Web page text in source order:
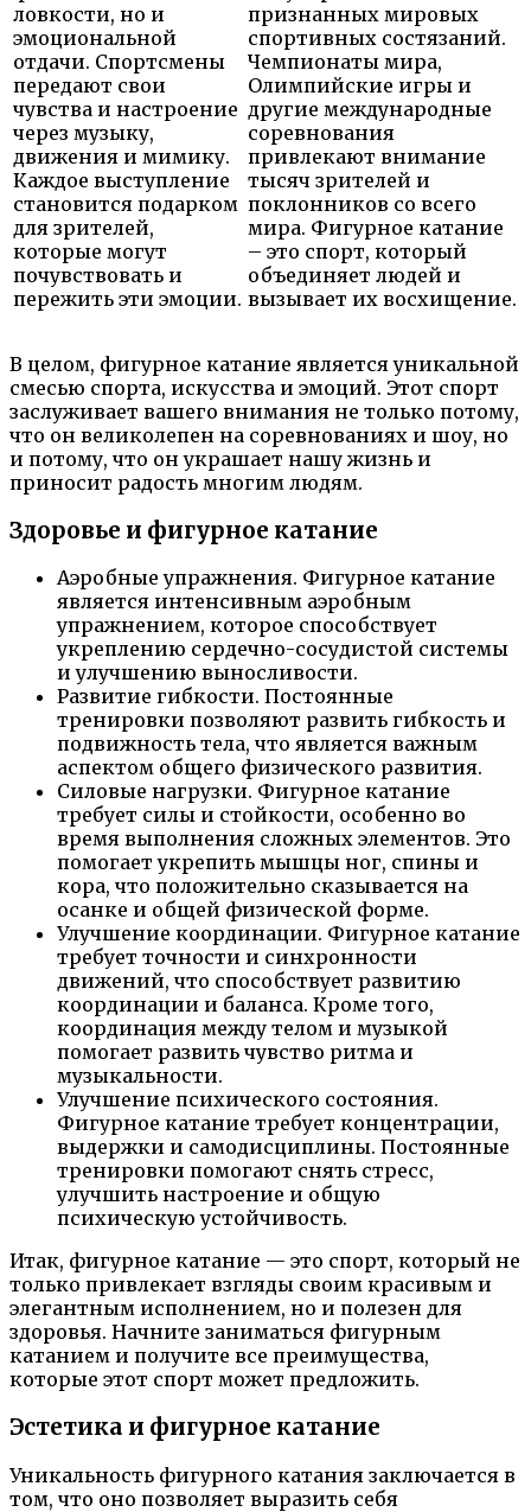
ловкости, но и
эмоциональной
отдачи. Спортсмены
передают свои
чувства и настроение
через музыку,
движения и мимику.
Каждое выступление
становится подарком
для зрителей,
которые могут
почувствовать и
пережить эти эмоции.
признанных мировых
спортивных состязаний.
Чемпионаты мира,
Олимпийские игры и
другие международные
соревнования
привлекают внимание
тысяч зрителей и
поклонников со всего
мира. Фигурное катание
– это спорт, который
объединяет людей и
вызывает их восхищение.
В целом, фигурное катание является уникальной
смесью спорта, искусства и эмоций. Этот спорт
заслуживает вашего внимания не только потому,
что он великолепен на соревнованиях и шоу, но
и потому, что он украшает нашу жизнь и
приносит радость многим людям.
Здоровье и фигурное катание
Аэробные упражнения. Фигурное катание
является интенсивным аэробным
упражнением, которое способствует
укреплению сердечно-сосудистой системы
и улучшению выносливости.
Развитие гибкости. Постоянные
тренировки позволяют развить гибкость и
подвижность тела, что является важным
аспектом общего физического развития.
Силовые нагрузки. Фигурное катание
требует силы и стойкости, особенно во
время выполнения сложных элементов. Это
помогает укрепить мышцы ног, спины и
кора, что положительно сказывается на
осанке и общей физической форме.
Улучшение координации. Фигурное катание
требует точности и синхронности
движений, что способствует развитию
координации и баланса. Кроме того,
координация между телом и музыкой
помогает развить чувство ритма и
музыкальности.
Улучшение психического состояния.
Фигурное катание требует концентрации,
выдержки и самодисциплины. Постоянные
тренировки помогают снять стресс,
улучшить настроение и общую
психическую устойчивость.
Итак, фигурное катание — это спорт, который не
только привлекает взгляды своим красивым и
элегантным исполнением, но и полезен для
здоровья. Начните заниматься фигурным
катанием и получите все преимущества,
которые этот спорт может предложить.
Эстетика и фигурное катание
Уникальность фигурного катания заключается в
том, что оно позволяет выразить себя